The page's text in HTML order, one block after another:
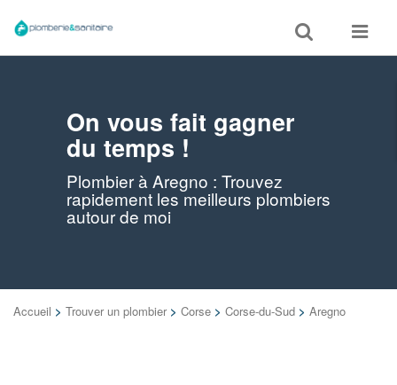
Toggle
search
Toggle
On vous fait gagner
du temps !
Plombier à Aregno : Trouvez
rapidement les meilleurs plombiers
autour de moi
Accueil > Trouver un plombier > Corse > Corse-du-Sud > Aregno